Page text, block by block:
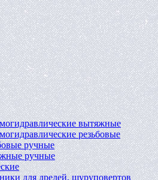
вытяжные
резьбовые
ручные
ручные
для дрелей, шуруповертов